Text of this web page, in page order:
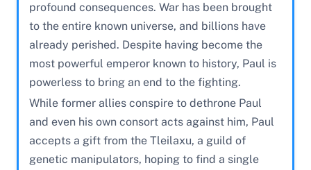
profound consequences. War has been brought
to the entire known universe, and billions have
already perished. Despite having become the
most powerful emperor known to history, Paul is
powerless to bring an end to the fighting.
While former allies conspire to dethrone Paul
and even his own consort acts against him, Paul
accepts a gift from the Tleilaxu, a guild of
genetic manipulators, hoping to find a single